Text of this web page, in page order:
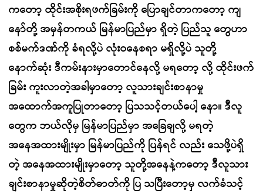
ကတော့ ထိုင်းအစိုးရဖက်ခြမ်းကို ပြောချင်တာကတော့ ကျ
နော်တို့ အမှန်တကယ် မြန်မာပြည်မှာ ရှိတဲ့ ပြည်သူ တွေဟာ
စစ်မက်ဒဏ်ကို ခံရလို့ပဲ လုံးဝနေစရာ မရှိလို့ပဲ သူတို့
နောက်ဆုံး ဒီကမ်းနားမှာတောင်နေလို့ မရတော့ လို့ ထိုင်းဖက်
ခြမ်း ကူးလာတဲ့အခါမှာတော့ လူသားချင်းစာနာမှု
အထောက်အကူပြုတာတော့ ပြသသင့်တယ်ပေါ့ နော။ ဒီလူ
တွေက ဘယ်လိုမှ မြန်မာပြည်မှာ အခြေချလို့ မရတဲ့
အနေအထားမျိုးမှာ မြန်မာပြည်ကို ပြန်ရင် လည်း သေဖို့ပဲရှိ
တဲ့ အနေအထားမျိုးမှာတော့ သူတို့အနေနဲ့ကတော့ ဒီလူသား
ချင်းစာနာမှုဆိုတဲ့စိတ်ဓာတ်ကို ပြ သပြီးတော့မှ လက်ခံသင့်